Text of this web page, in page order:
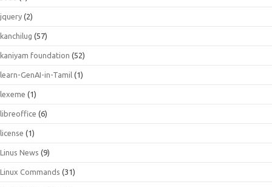
jquery (2)
kanchilug (57)
kaniyam foundation (52)
learn-GenAI-in-Tamil (1)
lexeme (1)
libreoffice (6)
license (1)
Linus News (9)
Linux Commands (31)